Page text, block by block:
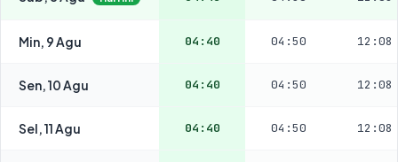
Min, 9 Agu 04:40 04:50 12:08
Sen, 10 Agu 04:40 04:50 12:08
Sel, 11 Agu 04:40 04:50 12:08